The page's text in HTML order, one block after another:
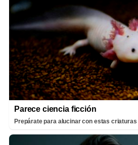
Parece ciencia ficción
Prepárate para alucinar con estas criaturas